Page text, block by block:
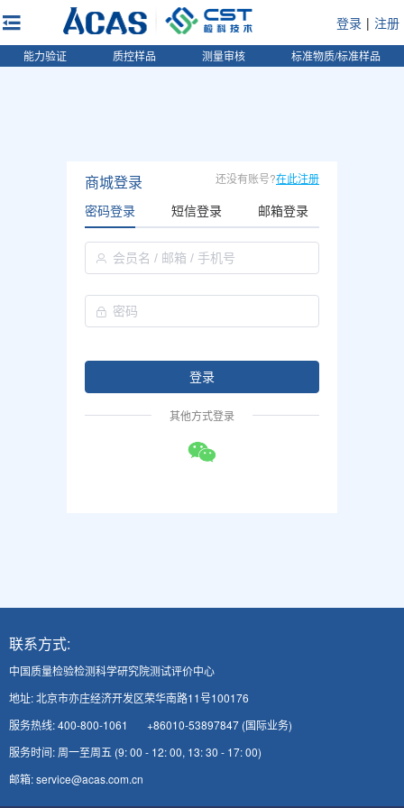
登录 | 注册
能力验证 质控样品 测量审核 标准物质/标准样品
商城登录 还没有账号?在此注册
密码登录 短信登录 邮箱登录
登录
其他方式登录
联系方式:
中国质量检验检测科学研究院测试评价中心
地址: 北京市亦庄经济开发区荣华南路11号100176
服务热线: 400-800-1061 +86010-53897847 (国际业务)
服务时间: 周一至周五 (9: 00 - 12: 00, 13: 30 - 17: 00)
邮箱: service@acas.com.cn